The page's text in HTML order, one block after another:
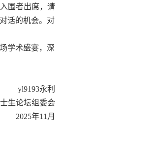
围者出席，请
话的机会。对
学术盛宴，深
yl9193永利
生论坛组委会
2025年11月